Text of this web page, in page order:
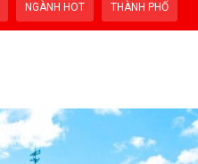
NGÀNH HOT THÀNH PHỐ